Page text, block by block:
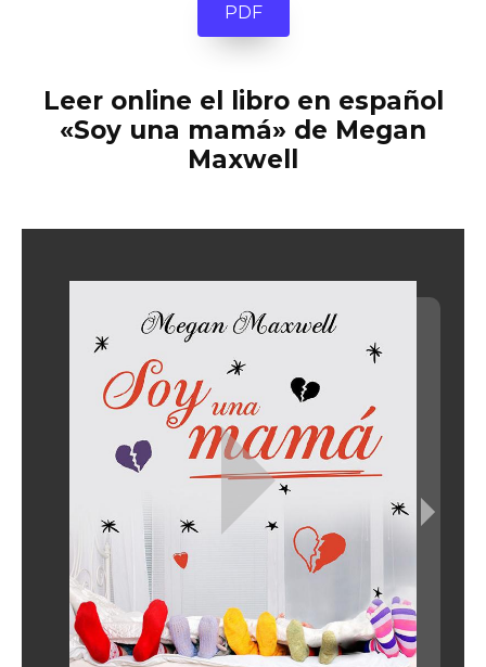
PDF
Leer online el libro en español
«Soy una mamá» de Megan
Maxwell